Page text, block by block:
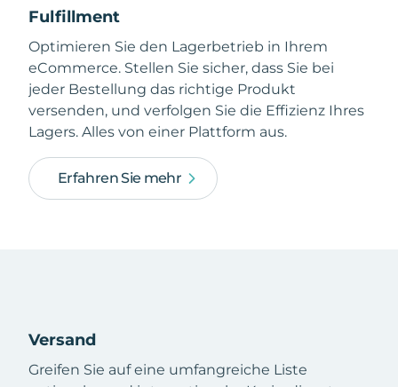
Fulfillment
Optimieren Sie den Lagerbetrieb in Ihrem
eCommerce. Stellen Sie sicher, dass Sie bei
jeder Bestellung das richtige Produkt
versenden, und verfolgen Sie die Effizienz Ihres
Lagers. Alles von einer Plattform aus.
Erfahren Sie mehr
Versand
Greifen Sie auf eine umfangreiche Liste